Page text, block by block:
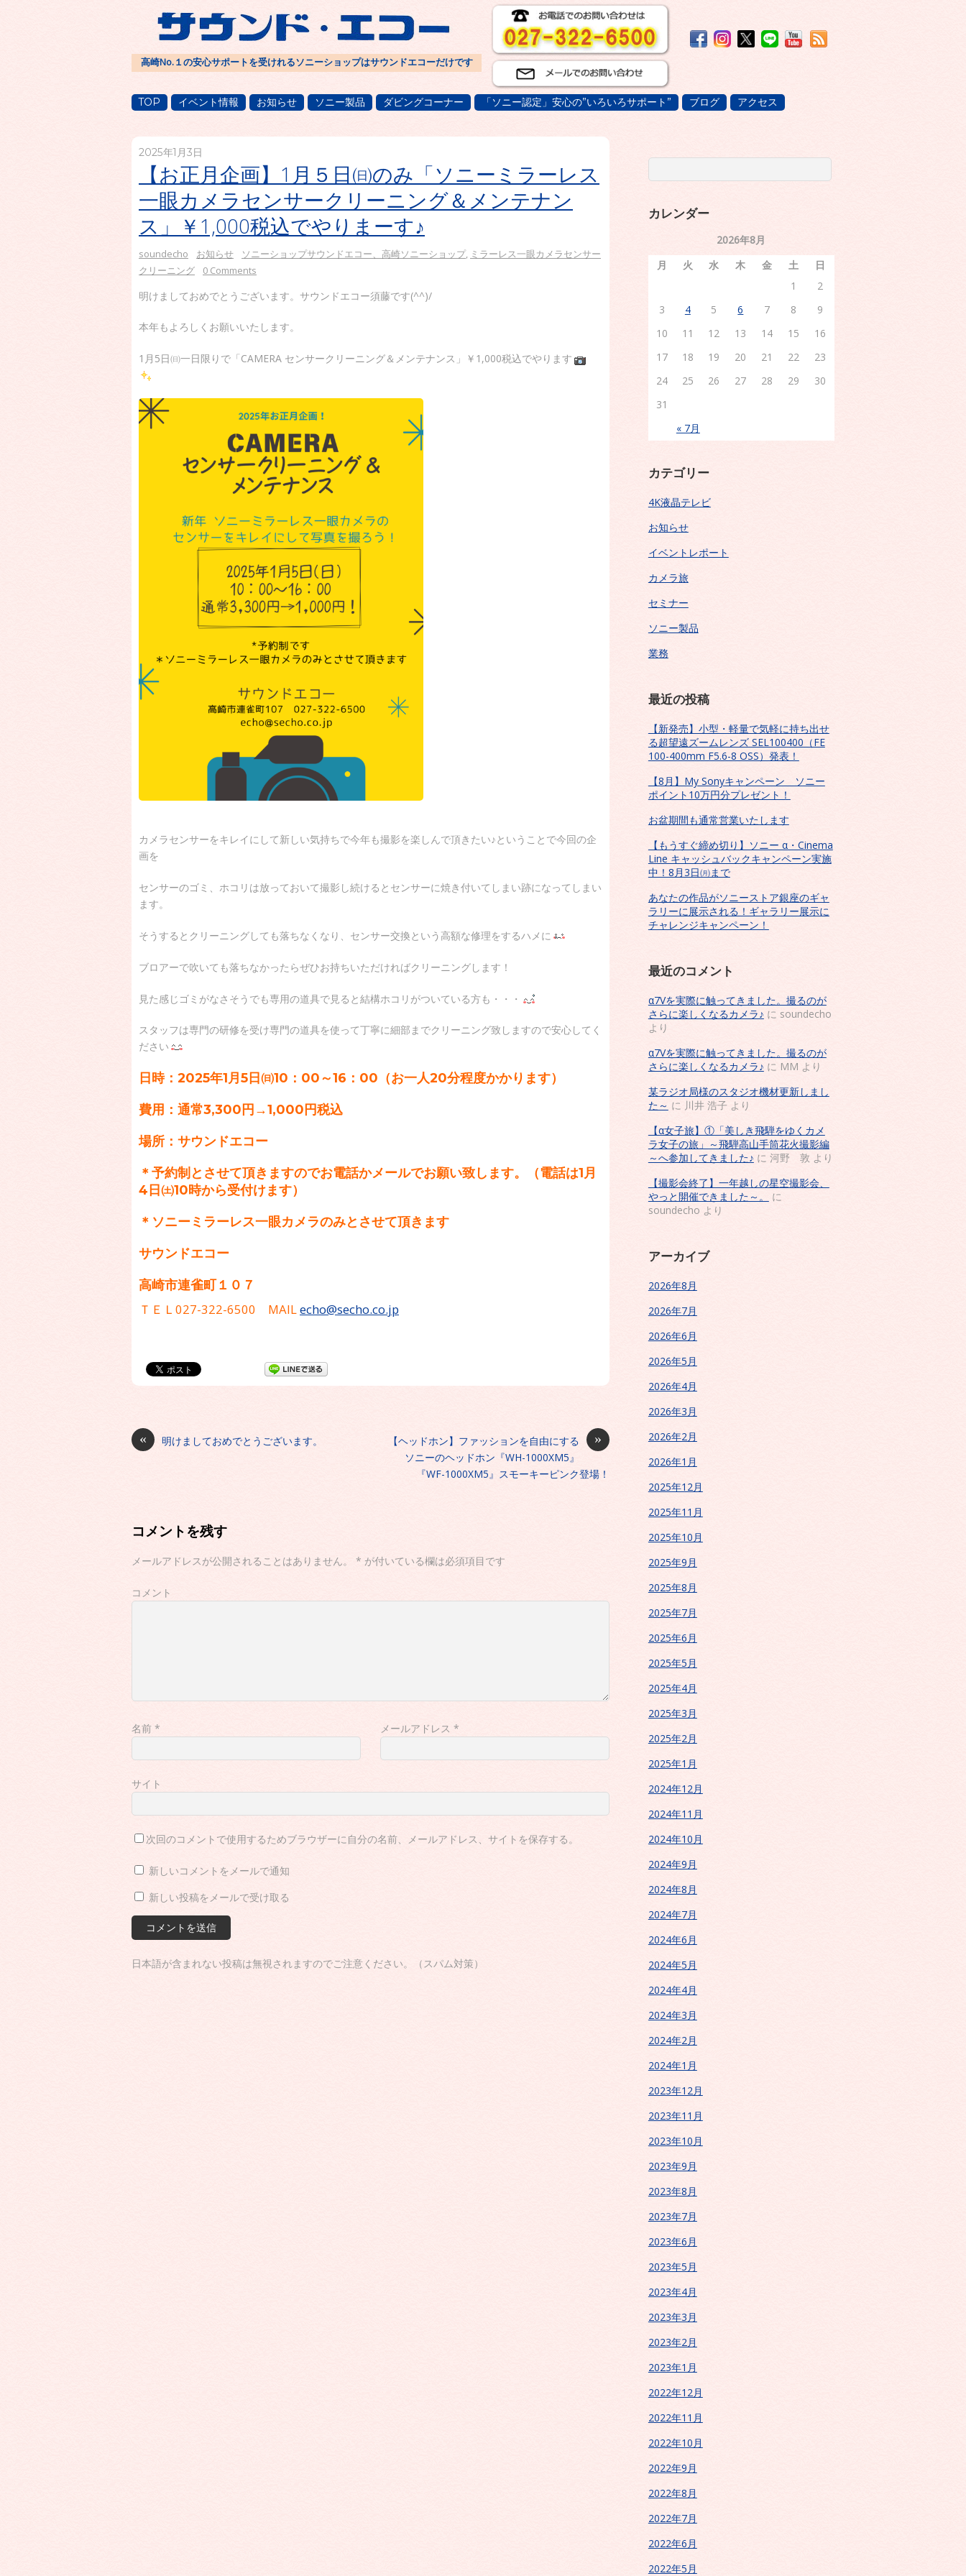
高崎No.１の安心サポートを受けれるソニーショップはサウンドエコーだけです
TOP イベント情報 お知らせ ソニー製品 ダビングコーナー 「ソニー認定」安心の”いろいろサポート” ブログ アクセス
2025年1月3日
【お正月企画】1月５日㈰のみ「ソニーミラーレス
一眼カメラセンサークリーニング＆メンテナン
ス」￥1,000税込でやりまーす♪
soundecho お知らせ ソニーショップサウンドエコー、高崎ソニーショップ, ミラーレス一眼カメラセンサー
クリーニング
0 Comments
明けましておめでとうございます。サウンドエコー須藤です(^^)/
本年もよろしくお願いいたします。
1月5日㈰一日限りで「CAMERA センサークリーニング＆メンテナンス」￥1,000税込でやります
カメラセンサーをキレイにして新しい気持ちで今年も撮影を楽しんで頂きたい♪ということで今回の企
画を
センサーのゴミ、ホコリは放っておいて撮影し続けるとセンサーに焼き付いてしまい跡になってしまい
ます。
そうするとクリーニングしても落ちなくなり、センサー交換という高額な修理をするハメに
ブロアーで吹いても落ちなかったらぜひお持ちいただければクリーニングします！
見た感じゴミがなさそうでも専用の道具で見ると結構ホコリがついている方も・・・
スタッフは専門の研修を受け専門の道具を使って丁寧に細部までクリーニング致しますので安心してく
ださい
日時：2025年1月5日㈰10：00～16：00（お一人20分程度かかります）
費用：通常3,300円→1,000円税込
場所：サウンドエコー
＊予約制とさせて頂きますのでお電話かメールでお願い致します。（電話は1月
4日㈯10時から受付けます）
＊ソニーミラーレス一眼カメラのみとさせて頂きます
サウンドエコー
高崎市連雀町１０７
ＴＥＬ027-322-6500 MAILecho@secho.co.jp
« 明けましておめでとうございます。 »
【ヘッドホン】ファッションを自由にする
ソニーのヘッドホン『WH-1000XM5』
『WF-1000XM5』スモーキーピンク登場！
コメントを残す
メールアドレスが公開されることはありません。 * が付いている欄は必須項目です
コメント
名前 * メールアドレス *
サイト
次回のコメントで使用するためブラウザーに自分の名前、メールアドレス、サイトを保存する。
新しいコメントをメールで通知
新しい投稿をメールで受け取る
日本語が含まれない投稿は無視されますのでご注意ください。（スパム対策）
カレンダー
2026年8月
月
火 水 木 金 土 日
« 7月
1
2
3
4 5 6 7 8
9
10
11 12 13 14 15
16
17
18 19 20 21 22
23
24
25 26 27 28 29
30
31
カテゴリー
4K液晶テレビ
お知らせ
イベントレポート
カメラ旅
セミナー
ソニー製品
業務
最近の投稿
【新発売】小型・軽量で気軽に持ち出せ
る超望遠ズームレンズ SEL100400（FE
100-400mm F5.6-8 OSS）発表！
【8月】My Sonyキャンペーン ソニー
ポイント10万円分プレゼント！
お盆期間も通常営業いたします
【もうすぐ締め切り】ソニー α・Cinema
Line キャッシュバックキャンペーン実施
中！8月3日㈪まで
あなたの作品がソニーストア銀座のギャ
ラリーに展示される！ギャラリー展示に
チャレンジキャンペーン！
最近のコメント
α7Vを実際に触ってきました。撮るのが
さらに楽しくなるカメラ♪ に soundecho
より
α7Vを実際に触ってきました。撮るのが
さらに楽しくなるカメラ♪ に MM より
某ラジオ局様のスタジオ機材更新しまし
た～ に 川井 浩子 より
【α女子旅】①「美しき飛騨をゆくカメ
ラ女子の旅」～飛騨高山手筒花火撮影編
～へ参加してきました♪ に 河野 敦 より
【撮影会終了】一年越しの星空撮影会、
やっと開催できました～。
に
soundecho より
アーカイブ
2026年8月
2026年7月
2026年6月
2026年5月
2026年4月
2026年3月
2026年2月
2026年1月
2025年12月
2025年11月
2025年10月
2025年9月
2025年8月
2025年7月
2025年6月
2025年5月
2025年4月
2025年3月
2025年2月
2025年1月
2024年12月
2024年11月
2024年10月
2024年9月
2024年8月
2024年7月
2024年6月
2024年5月
2024年4月
2024年3月
2024年2月
2024年1月
2023年12月
2023年11月
2023年10月
2023年9月
2023年8月
2023年7月
2023年6月
2023年5月
2023年4月
2023年3月
2023年2月
2023年1月
2022年12月
2022年11月
2022年10月
2022年9月
2022年8月
2022年7月
2022年6月
2022年5月